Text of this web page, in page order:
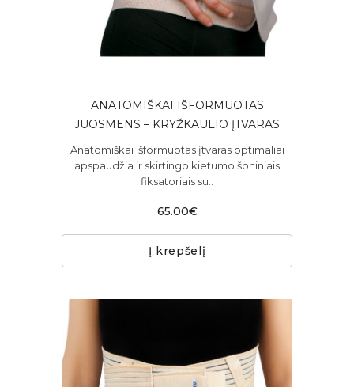
ANATOMIŠKAI IŠFORMUOTAS
JUOSMENS – KRYŽKAULIO ĮTVARAS
Anatomiškai išformuotas įtvaras optimaliai
apspaudžia ir skirtingo kietumo šoniniais
fiksatoriais su..
65.00€
Į krepšelį